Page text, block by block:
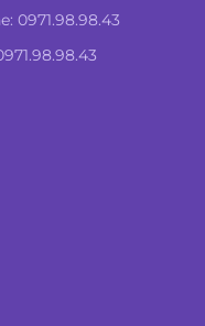
0971.98.98.43